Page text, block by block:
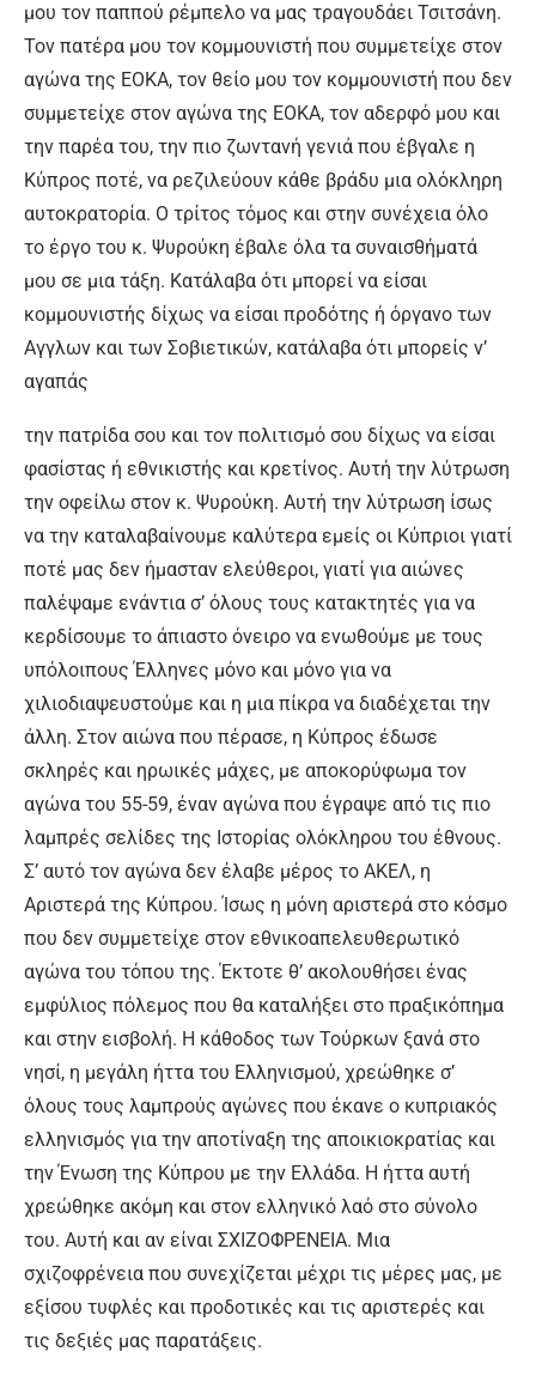
μου τον παππού ρέμπελο να μας τραγουδάει Τσιτσάνη.
Τον πατέρα μου τον κομμουνιστή που συμμετείχε στον
αγώνα της ΕΟΚΑ, τον θείο μου τον κομμουνιστή που δεν
συμμετείχε στον αγώνα της ΕΟΚΑ, τον αδερφό μου και
την παρέα του, την πιο ζωντανή γενιά που έβγαλε η
Κύπρος ποτέ, να ρεζιλεύουν κάθε βράδυ μια ολόκληρη
αυτοκρατορία. Ο τρίτος τόμος και στην συνέχεια όλο
το έργο του κ. Ψυρούκη έβαλε όλα τα συναισθήματά
μου σε μια τάξη. Κατάλαβα ότι μπορεί να είσαι
κομμουνιστής δίχως να είσαι προδότης ή όργανο των
Αγγλων και των Σοβιετικών, κατάλαβα ότι μπορείς ν’
αγαπάς
την πατρίδα σου και τον πολιτισμό σου δίχως να είσαι
φασίστας ή εθνικιστής και κρετίνος. Αυτή την λύτρωση
την οφείλω στον κ. Ψυρούκη. Αυτή την λύτρωση ίσως
να την καταλαβαίνουμε καλύτερα εμείς οι Κύπριοι γιατί
ποτέ μας δεν ήμασταν ελεύθεροι, γιατί για αιώνες
παλέψαμε ενάντια σ’ όλους τους κατακτητές για να
κερδίσουμε το άπιαστο όνειρο να ενωθούμε με τους
υπόλοιπους Έλληνες μόνο και μόνο για να
χιλιοδιαψευστούμε και η μια πίκρα να διαδέχεται την
άλλη. Στον αιώνα που πέρασε, η Κύπρος έδωσε
σκληρές και ηρωικές μάχες, με αποκορύφωμα τον
αγώνα του 55-59, έναν αγώνα που έγραψε από τις πιο
λαμπρές σελίδες της Ιστορίας ολόκληρου του έθνους.
Σ’ αυτό τον αγώνα δεν έλαβε μέρος το ΑΚΕΛ, η
Αριστερά της Κύπρου. Ίσως η μόνη αριστερά στο κόσμο
που δεν συμμετείχε στον εθνικοαπελευθερωτικό
αγώνα του τόπου της. Έκτοτε θ’ ακολουθήσει ένας
εμφύλιος πόλεμος που θα καταλήξει στο πραξικόπημα
και στην εισβολή. Η κάθοδος των Τούρκων ξανά στο
νησί, η μεγάλη ήττα του Ελληνισμού, χρεώθηκε σ’
όλους τους λαμπρούς αγώνες που έκανε ο κυπριακός
ελληνισμός για την αποτίναξη της αποικιοκρατίας και
την Ένωση της Κύπρου με την Ελλάδα. Η ήττα αυτή
χρεώθηκε ακόμη και στον ελληνικό λαό στο σύνολο
του. Αυτή και αν είναι ΣΧΙΖΟΦΡΕΝΕΙΑ. Μια
σχιζοφρένεια που συνεχίζεται μέχρι τις μέρες μας, με
εξίσου τυφλές και προδοτικές και τις αριστερές και
τις δεξιές μας παρατάξεις.